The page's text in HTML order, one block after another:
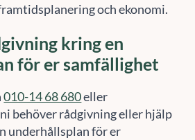
och ekonomi.
kring en
för er samfällighet
010-14 68 680eller
behöver rådgivning eller hjälp
underhållsplan för er